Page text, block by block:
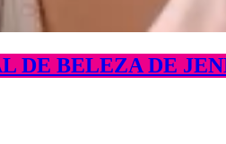
DE BELEZA DE